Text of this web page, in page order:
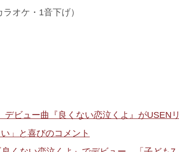
オケ・1音下げ）
デビュー曲『良くない恋泣くよ』がUSENリ
」と喜びのコメント